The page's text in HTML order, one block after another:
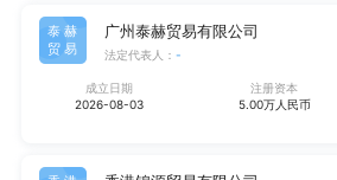
泰赫
贸易
广州泰赫贸易有限公司
法定代表人： -
成立日期
2026-08-03
注册资本
5.00万人民币